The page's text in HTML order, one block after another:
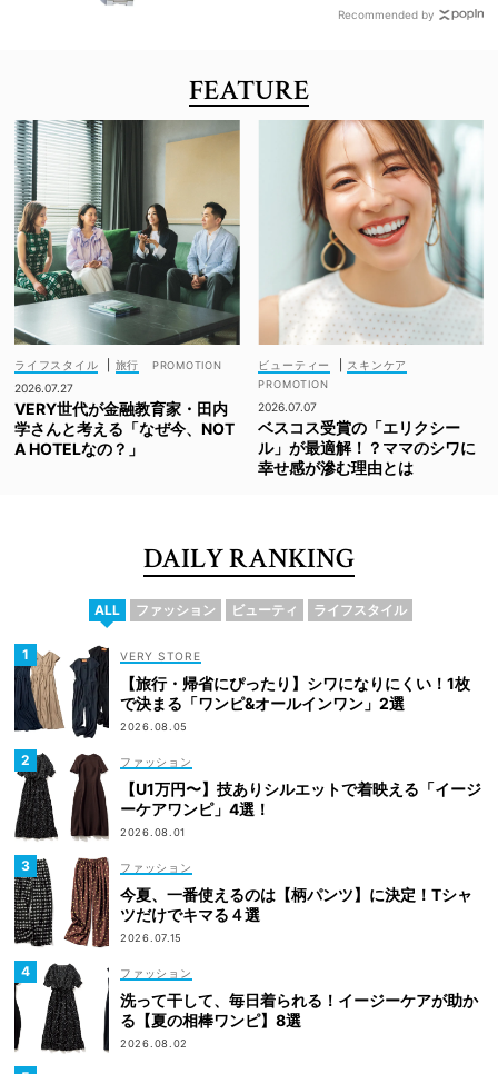
Recommended by
FEATURE
ライフスタイル
旅行
2026.07.27
VERY世代が金融教育家・田内
学さんと考える「なぜ今、NOT
A HOTELなの？」
ビューティー スキンケア
2026.07.07
ベスコス受賞の「エリクシー
ル」が最適解！？ママのシワに
幸せ感が滲む理由とは
DAILY RANKING
ALL ファッション ビューティ ライフスタイル
VERY STORE
【旅行・帰省にぴったり】シワになりにくい！1枚
で決まる「ワンピ&オールインワン」2選
2026.08.05
ファッション
【U1万円〜】技ありシルエットで着映える「イージ
ーケアワンピ」4選！
2026.08.01
ファッション
今夏、一番使えるのは【柄パンツ】に決定！Tシャ
ツだけでキマる４選
2026.07.15
ファッション
洗って干して、毎日着られる！イージーケアが助か
る【夏の相棒ワンピ】8選
2026.08.02